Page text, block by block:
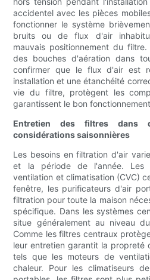
accidentel avec les pièces
fonctionner le système
bruits ou de flux d'air
mauvais positionnement du
des bouches d'aération dans
confirmer que le flux d'air est
installation et une étanchéité
vie du filtre, protègent les
garantissent le bon
Entretien des filtres dans
considérations saisonnières
Les besoins en filtration d'air
et la période de l'année. Les
ventilation et climatisation (CVC)
fenêtre, les purificateurs d'air
filtration pour toute la maison
spécifique. Dans les systèmes
situe généralement au niveau
Comme les filtres centraux
leur entretien garantit la propreté
tels que les moteurs de
chaleur. Pour les climatiseurs